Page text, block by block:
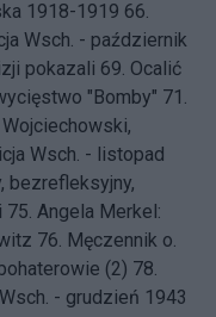
1918-1919 66.
Wsch. - październik
pokazali 69. Ocalić
"Bomby" 71.
Wojciechowski,
Wsch. - listopad
bezrefleksyjny,
75. Angela Merkel:
76. Męczennik o.
(2) 78.
- grudzień 1943